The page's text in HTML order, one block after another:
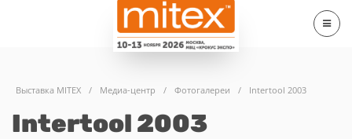
Выставка MITEX / Медиа-центр / Фотогалереи / Intertool 2003
Intertool 2003